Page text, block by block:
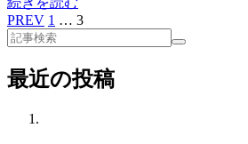
PREV 1 … 3
最近の投稿